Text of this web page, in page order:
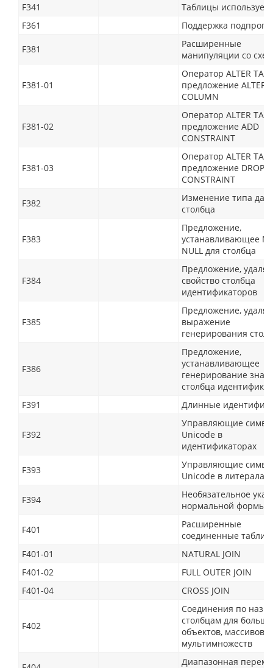
F341
Таблицы
F361
Поддержка
F381
Расширенные
манипуляции со
F381-01
Оператор ALTER
предложение ALTER
COLUMN
F381-02
Оператор ALTER
предложение ADD
CONSTRAINT
F381-03
Оператор ALTER
предложение DROP
CONSTRAINT
F382
Изменение типа
столбца
F383
Предложение,
устанавливающее
NULL для столбца
F384
Предложение,
свойство столбца
идентификаторов
F385
Предложение,
выражение
генерирования
F386
Предложение,
устанавливающее
генерирование
столбца
F391
Длинные
F392
Управляющие
Unicode в
идентификаторах
F393
Управляющие
Unicode в литералах
F394
Необязательное
нормальной формы
F401
Расширенные
соединенные
F401-01
NATURAL JOIN
F401-02
FULL OUTER JOIN
F401-04
CROSS JOIN
F402
Соединения по
столбцам для
объектов, массивов и
мультимножеств
Диапазонная